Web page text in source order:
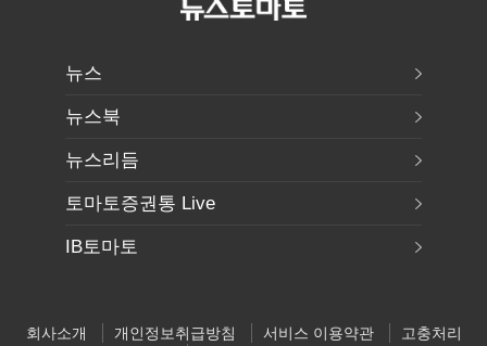
뉴스
뉴스북
뉴스리듬
토마토증권통 Live
IB토마토
회사소개 개인정보취급방침 서비스 이용약관
고충처리